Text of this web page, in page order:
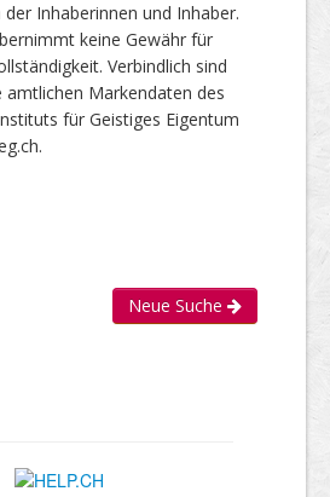
Inhaberinnen und Inhaber.
keine Gewähr für
Verbindlich sind
amtlichen Markendaten des
für Geistiges Eigentum
Neue Suche